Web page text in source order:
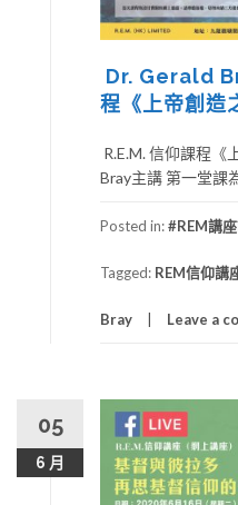
Dr. Gerald
程《上帝創造
R.E.M. 信仰課程《
Bray主講 第一堂課
Posted in:#REM講
Tagged: REM信仰講
Bray Leave a
05
6 月